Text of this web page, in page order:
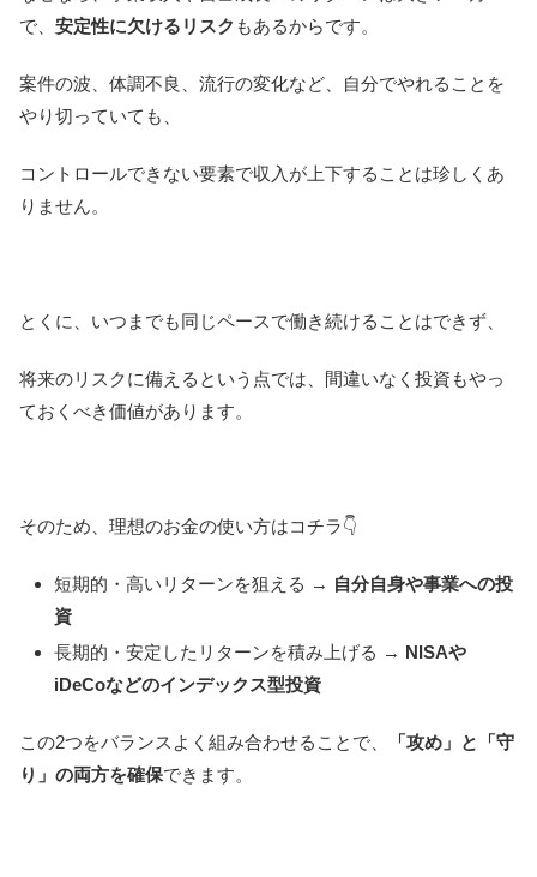
で、 安定性に欠けるリスク もあるからです。
案件の波、体調不良、流行の変化など、自分でやれることを
やり切っていても、
コントロールできない要素で収入が上下することは珍しくあ
りません。
とくに、いつまでも同じペースで働き続けることはできず、
将来のリスクに備えるという点では、間違いなく投資もやっ
ておくべき価値があります。
そのため、理想のお金の使い方はコチラ👇
短期的・高いリターンを狙える → 自分自身や事業への投
資
長期的・安定したリターンを積み上げる → NISAや
iDeCoなどのインデックス型投資
この2つをバランスよく組み合わせることで、
「攻め」と「守
り」の両方を確保できます。